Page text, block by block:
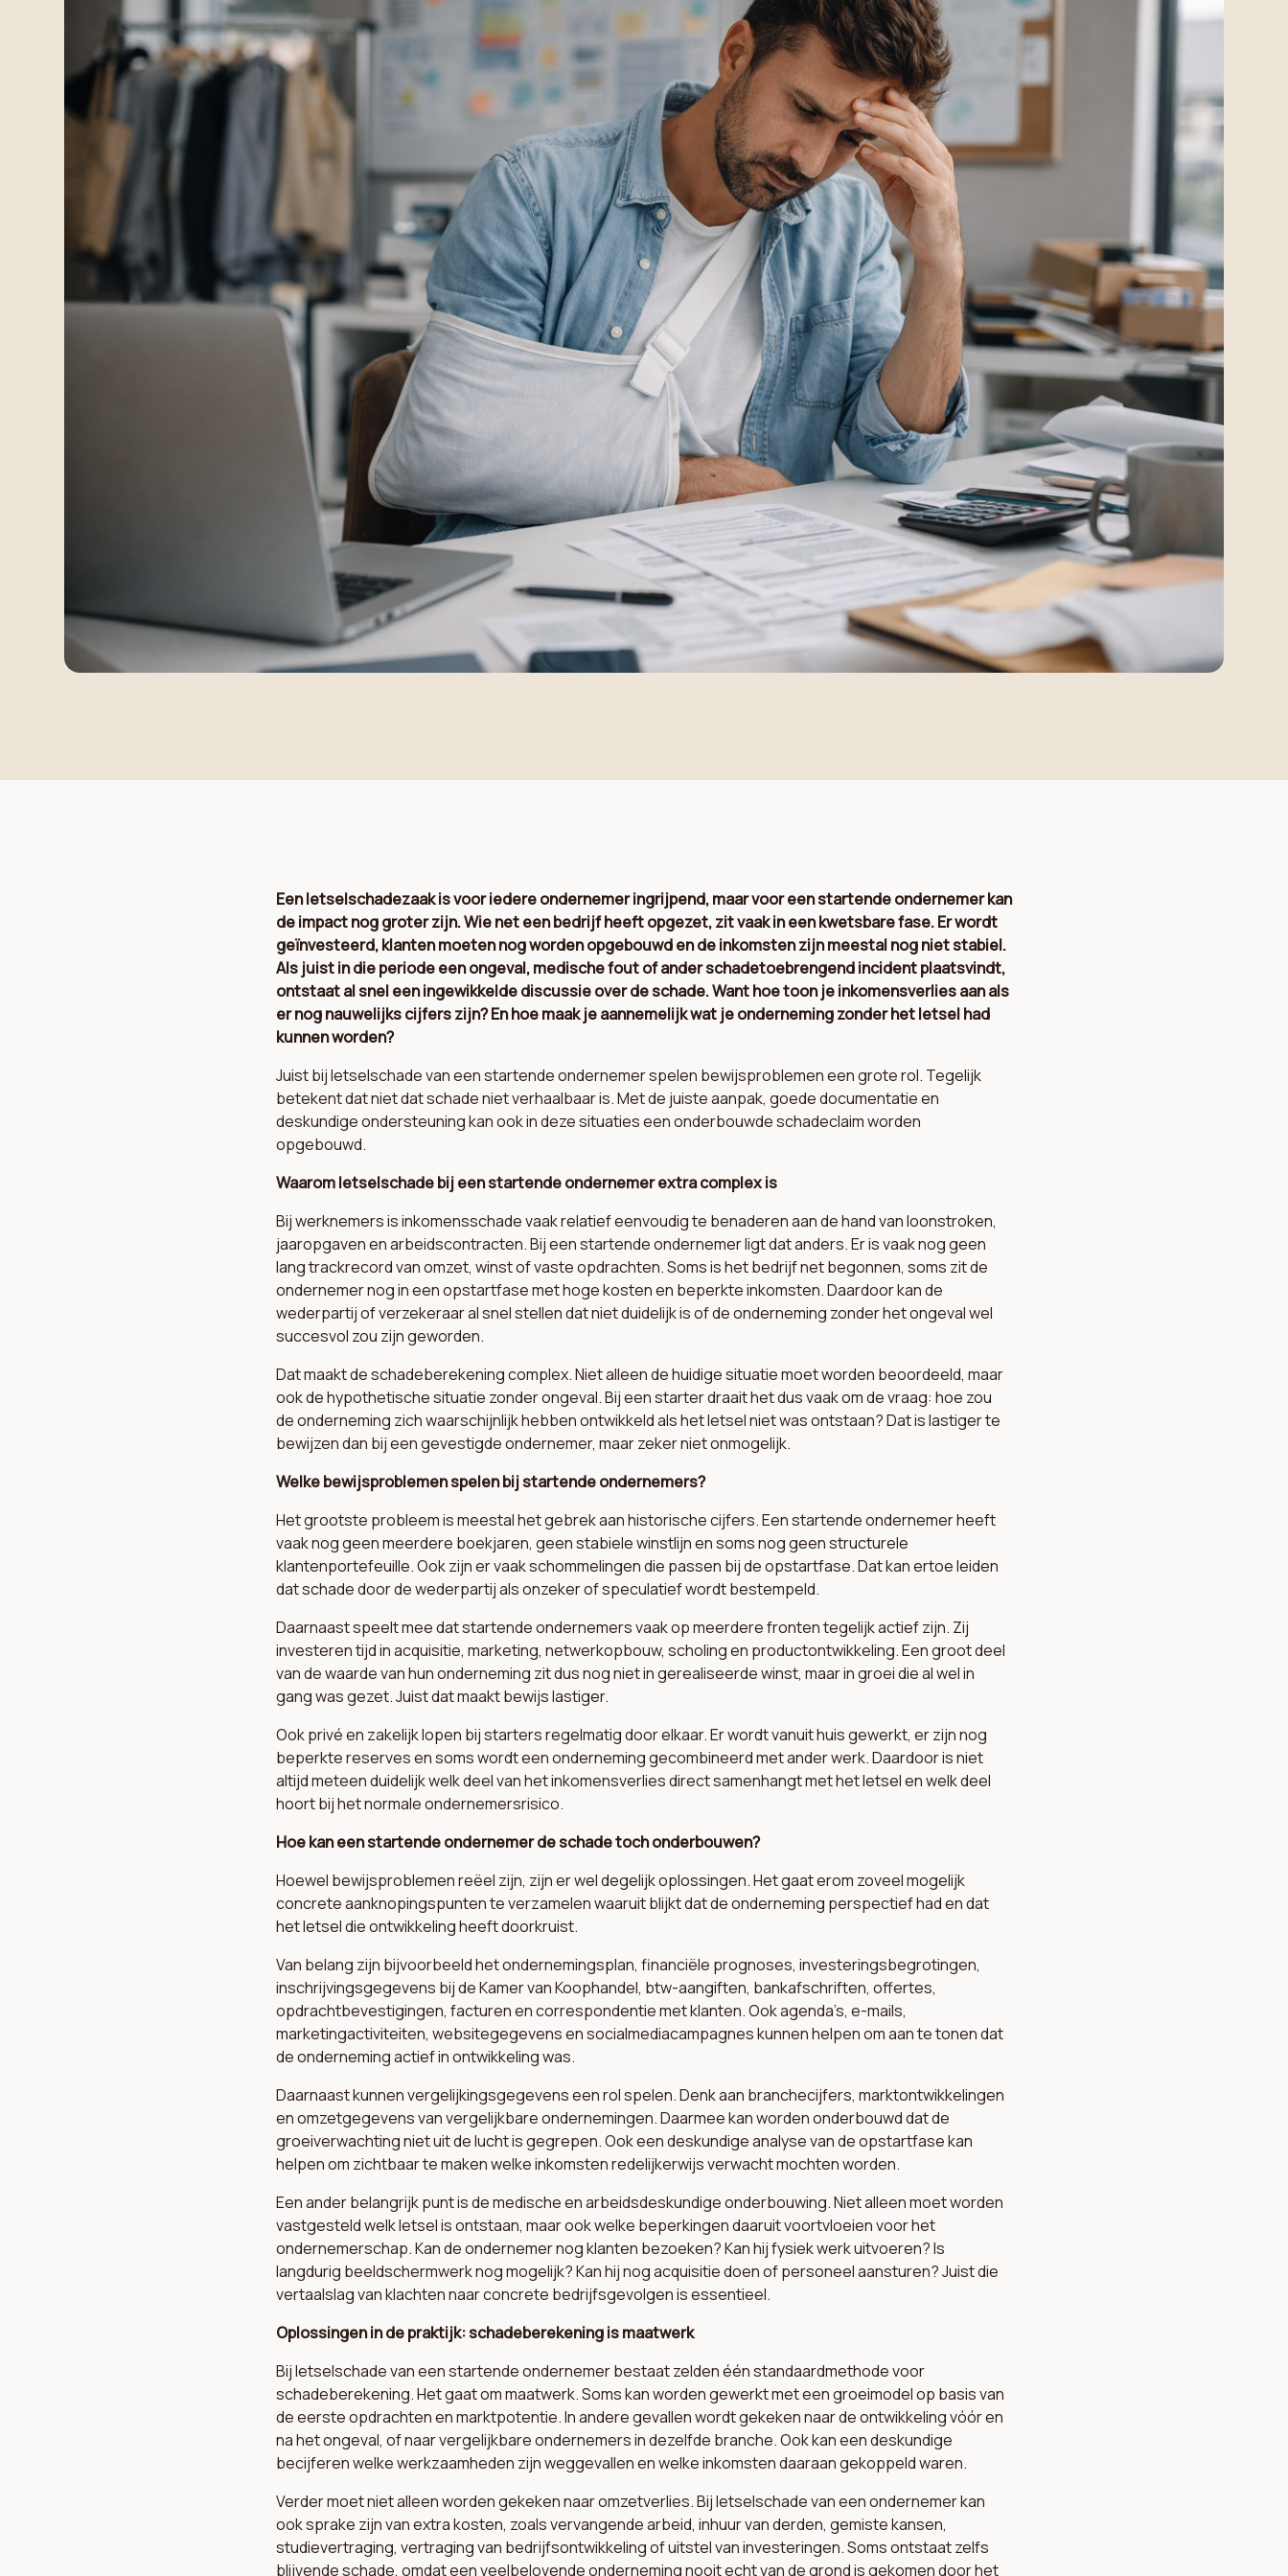
Een letselschadezaak is voor iedere ondernemer ingrijpend, maar voor een startende ondernemer kan
de impact nog groter zijn. Wie net een bedrijf heeft opgezet, zit vaak in een kwetsbare fase. Er wordt
geïnvesteerd, klanten moeten nog worden opgebouwd en de inkomsten zijn meestal nog niet stabiel.
Als juist in die periode een ongeval, medische fout of ander schadetoebrengend incident plaatsvindt,
ontstaat al snel een ingewikkelde discussie over de schade. Want hoe toon je inkomensverlies aan als
er nog nauwelijks cijfers zijn? En hoe maak je aannemelijk wat je onderneming zonder het letsel had
kunnen worden?
Juist bij letselschade van een startende ondernemer spelen bewijsproblemen een grote rol. Tegelijk
betekent dat niet dat schade niet verhaalbaar is. Met de juiste aanpak, goede documentatie en
deskundige ondersteuning kan ook in deze situaties een onderbouwde schadeclaim worden
opgebouwd.
Waarom letselschade bij een startende ondernemer extra complex is
Bij werknemers is inkomensschade vaak relatief eenvoudig te benaderen aan de hand van loonstroken,
jaaropgaven en arbeidscontracten. Bij een startende ondernemer ligt dat anders. Er is vaak nog geen
lang trackrecord van omzet, winst of vaste opdrachten. Soms is het bedrijf net begonnen, soms zit de
ondernemer nog in een opstartfase met hoge kosten en beperkte inkomsten. Daardoor kan de
wederpartij of verzekeraar al snel stellen dat niet duidelijk is of de onderneming zonder het ongeval wel
succesvol zou zijn geworden.
Dat maakt de schadeberekening complex. Niet alleen de huidige situatie moet worden beoordeeld, maar
ook de hypothetische situatie zonder ongeval. Bij een starter draait het dus vaak om de vraag: hoe zou
de onderneming zich waarschijnlijk hebben ontwikkeld als het letsel niet was ontstaan? Dat is lastiger te
bewijzen dan bij een gevestigde ondernemer, maar zeker niet onmogelijk.
Welke bewijsproblemen spelen bij startende ondernemers?
Het grootste probleem is meestal het gebrek aan historische cijfers. Een startende ondernemer heeft
vaak nog geen meerdere boekjaren, geen stabiele winstlijn en soms nog geen structurele
klantenportefeuille. Ook zijn er vaak schommelingen die passen bij de opstartfase. Dat kan ertoe leiden
dat schade door de wederpartij als onzeker of speculatief wordt bestempeld.
Daarnaast speelt mee dat startende ondernemers vaak op meerdere fronten tegelijk actief zijn. Zij
investeren tijd in acquisitie, marketing, netwerkopbouw, scholing en productontwikkeling. Een groot deel
van de waarde van hun onderneming zit dus nog niet in gerealiseerde winst, maar in groei die al wel in
gang was gezet. Juist dat maakt bewijs lastiger.
Ook privé en zakelijk lopen bij starters regelmatig door elkaar. Er wordt vanuit huis gewerkt, er zijn nog
beperkte reserves en soms wordt een onderneming gecombineerd met ander werk. Daardoor is niet
altijd meteen duidelijk welk deel van het inkomensverlies direct samenhangt met het letsel en welk deel
hoort bij het normale ondernemersrisico.
Hoe kan een startende ondernemer de schade toch onderbouwen?
Hoewel bewijsproblemen reëel zijn, zijn er wel degelijk oplossingen. Het gaat erom zoveel mogelijk
concrete aanknopingspunten te verzamelen waaruit blijkt dat de onderneming perspectief had en dat
het letsel die ontwikkeling heeft doorkruist.
Van belang zijn bijvoorbeeld het ondernemingsplan, financiële prognoses, investeringsbegrotingen,
inschrijvingsgegevens bij de Kamer van Koophandel, btw-aangiften, bankafschriften, offertes,
opdrachtbevestigingen, facturen en correspondentie met klanten. Ook agenda’s, e-mails,
marketingactiviteiten, websitegegevens en socialmediacampagnes kunnen helpen om aan te tonen dat
de onderneming actief in ontwikkeling was.
Daarnaast kunnen vergelijkingsgegevens een rol spelen. Denk aan branchecijfers, marktontwikkelingen
en omzetgegevens van vergelijkbare ondernemingen. Daarmee kan worden onderbouwd dat de
groeiverwachting niet uit de lucht is gegrepen. Ook een deskundige analyse van de opstartfase kan
helpen om zichtbaar te maken welke inkomsten redelijkerwijs verwacht mochten worden.
Een ander belangrijk punt is de medische en arbeidsdeskundige onderbouwing. Niet alleen moet worden
vastgesteld welk letsel is ontstaan, maar ook welke beperkingen daaruit voortvloeien voor het
ondernemerschap. Kan de ondernemer nog klanten bezoeken? Kan hij fysiek werk uitvoeren? Is
langdurig beeldschermwerk nog mogelijk? Kan hij nog acquisitie doen of personeel aansturen? Juist die
vertaalslag van klachten naar concrete bedrijfsgevolgen is essentieel.
Oplossingen in de praktijk: schadeberekening is maatwerk
Bij letselschade van een startende ondernemer bestaat zelden één standaardmethode voor
schadeberekening. Het gaat om maatwerk. Soms kan worden gewerkt met een groeimodel op basis van
de eerste opdrachten en marktpotentie. In andere gevallen wordt gekeken naar de ontwikkeling vóór en
na het ongeval, of naar vergelijkbare ondernemers in dezelfde branche. Ook kan een deskundige
becijferen welke werkzaamheden zijn weggevallen en welke inkomsten daaraan gekoppeld waren.
Verder moet niet alleen worden gekeken naar omzetverlies. Bij letselschade van een ondernemer kan
ook sprake zijn van extra kosten, zoals vervangende arbeid, inhuur van derden, gemiste kansen,
studievertraging, vertraging van bedrijfsontwikkeling of uitstel van investeringen. Soms ontstaat zelfs
blijvende schade, omdat een veelbelovende onderneming nooit echt van de grond is gekomen door het